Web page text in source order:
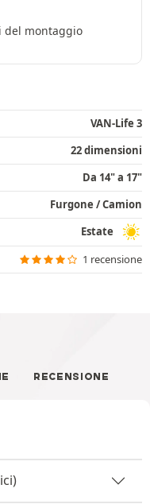
del montaggio
VAN-Life 3
22 dimensioni
Da 14" a 17"
Furgone / Camion
Estate
1 recensione
RECENSIONE